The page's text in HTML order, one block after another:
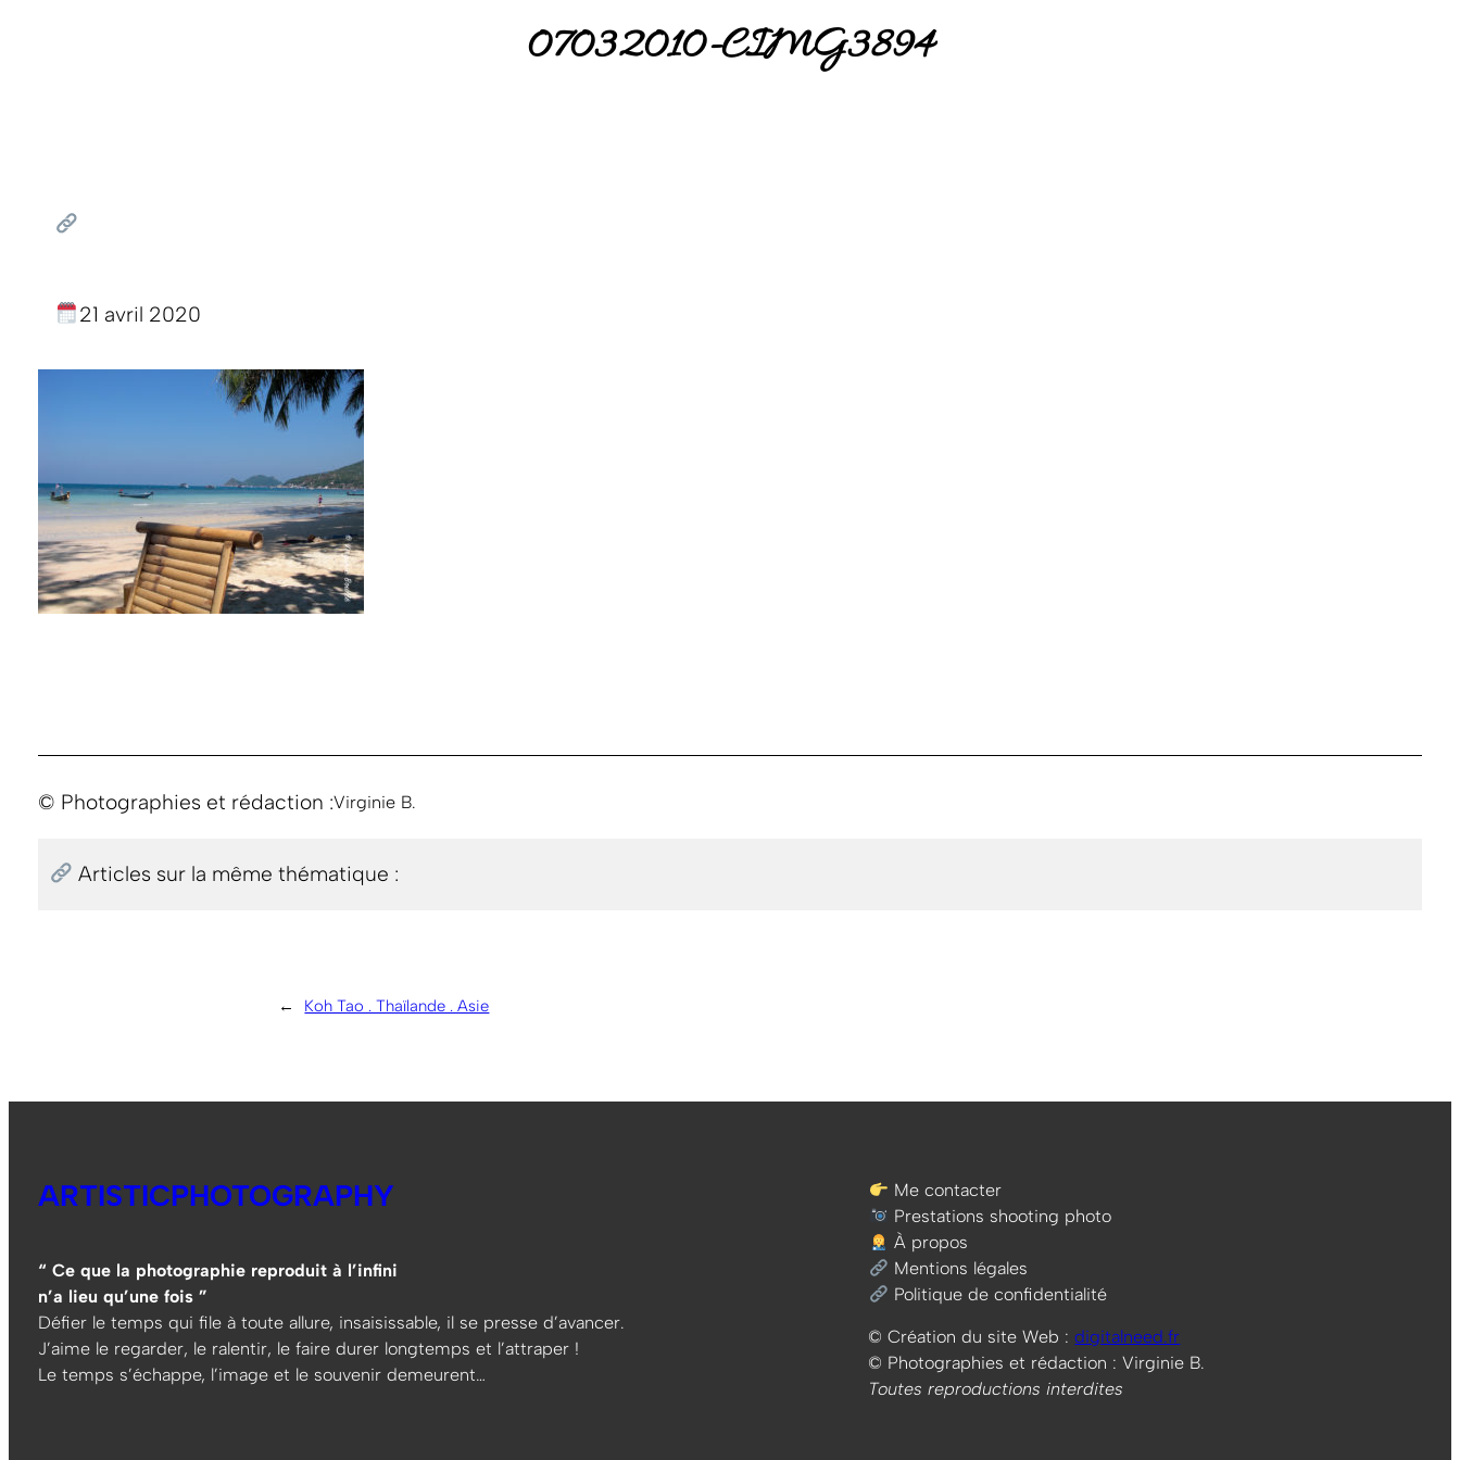
07032010-CIMG3894
21 avril 2020
© Photographies et rédaction :Virginie B.
Articles sur la même thématique :
← Koh Tao . Thaïlande . Asie
ARTISTICPHOTOGRAPHY
“ Ce que la photographie reproduit à l’infini
n’a lieu qu’une fois ”
Défier le temps qui file à toute allure, insaisissable, il se presse d’avancer.
J’aime le regarder, le ralentir, le faire durer longtemps et l’attraper !
Le temps s’échappe, l’image et le souvenir demeurent…
Me contacter
Prestations shooting photo
À propos
Mentions légales
Politique de confidentialité
© Création du site Web : digitalneed.fr
© Photographies et rédaction : Virginie B.
Toutes reproductions interdites